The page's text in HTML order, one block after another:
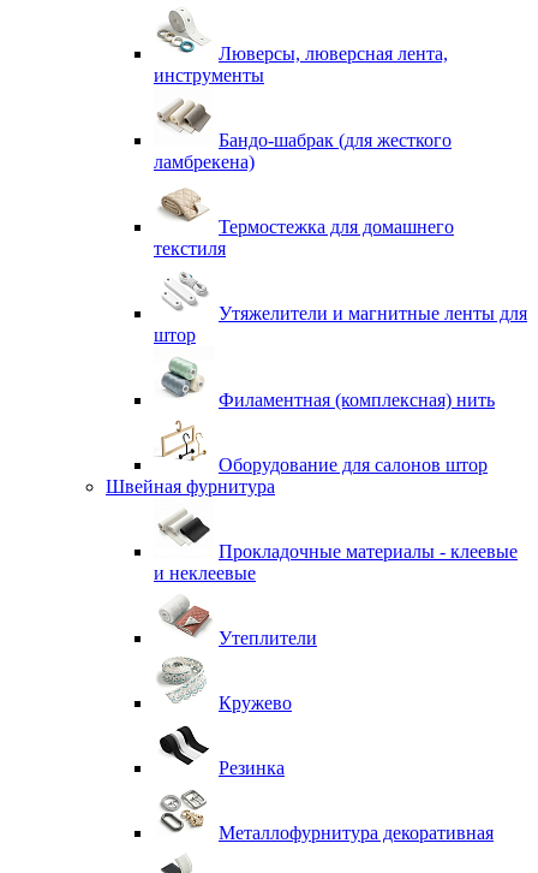
Люверсы, люверсная лента,
инструменты
Бандо-шабрак (для жесткого
ламбрекена)
Термостежка для домашнего
текстиля
Утяжелители и магнитные ленты для
штор
Филаментная (комплексная) нить
Оборудование для салонов штор
Швейная фурнитура
Прокладочные материалы - клеевые
и неклеевые
Утеплители
Кружево
Резинка
Металлофурнитура декоративная